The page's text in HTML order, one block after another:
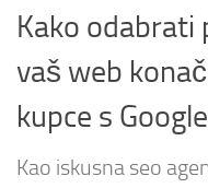
Kako odabrati
vaš web
kupce s
Kao iskusna seo